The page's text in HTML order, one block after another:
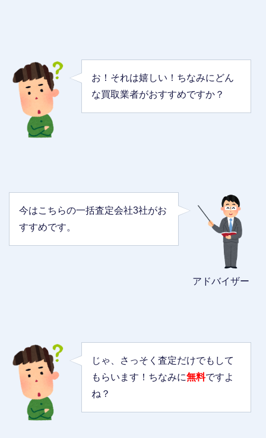
お！それは嬉しい！ちなみにどん
な買取業者がおすすめですか？
アドバイザー
今はこちらの一括査定会社3社がお
すすめです。
じゃ、さっそく査定だけでもして
もらいます！ちなみに無料ですよ
ね？